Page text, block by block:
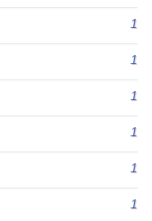
1
1
1
1
1
1